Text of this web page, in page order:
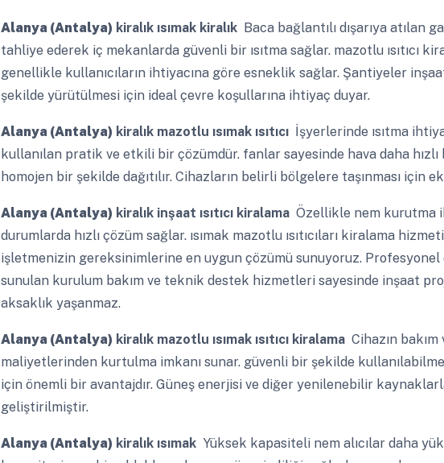
Alanya (Antalya) kiralık ısımak kiralıkBaca bağlantılı dışarıya atılan
tahliye ederek iç mekanlarda güvenli bir ısıtma sağlar. mazotlu ısıtıcı
genellikle kullanıcıların ihtiyacına göre esneklik sağlar. Şantiyeler
şekilde yürütülmesi için ideal çevre koşullarına ihtiyaç duyar.
Alanya (Antalya) kiralık mazotlu ısımak ısıtıcıİşyerlerinde ısıtma
kullanılan pratik ve etkili bir çözümdür. fanlar sayesinde hava daha hızlı
homojen bir şekilde dağıtılır. Cihazların belirli bölgelere taşınması için
Alanya (Antalya) kiralık inşaat ısıtıcı kiralamaÖzellikle nem kurutma
durumlarda hızlı çözüm sağlar. ısımak mazotlu ısıtıcıları kiralama
işletmenizin gereksinimlerine en uygun çözümü sunuyoruz.
sunulan kurulum bakım ve teknik destek hizmetleri sayesinde inşaat
aksaklık yaşanmaz.
Alanya (Antalya) kiralık mazotlu ısımak ısıtıcı kiralamaCihazın bakım
maliyetlerinden kurtulma imkanı sunar. güvenli bir şekilde
için önemli bir avantajdır. Güneş enerjisi ve diğer yenilenebilir
geliştirilmiştir.
Alanya (Antalya) kiralık ısımakYüksek kapasiteli nem alıcılar daha